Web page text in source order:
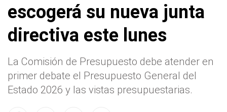
escogerá su nueva junta
directiva este lunes
La Comisión de Presupuesto debe atender en
primer debate el Presupuesto General del
Estado 2026 y las vistas presupuestarias.